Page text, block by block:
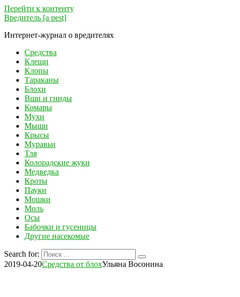
Перейти к контенту
Вредитель [a pest]
Интернет-журнал о вредителях
Средства
Клещи
Клопы
Тараканы
Блохи
Вши и гниды
Комары
Мухи
Мыши
Крысы
Муравьи
Тля
Колорадские жуки
Медведка
Кроты
Пауки
Мошки
Моль
Осы
Бабочки и гусеницы
Другие насекомые
Search for:
2019-04-20Средства от блохУльяна Восонина